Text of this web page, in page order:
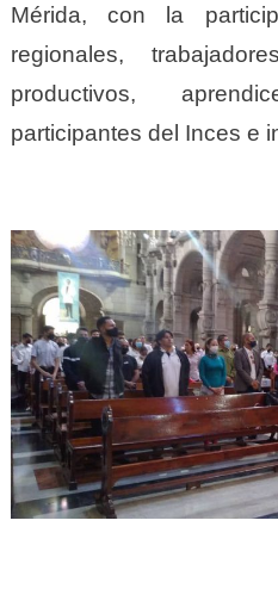
Mérida, con la
regionales,
productivos,
participantes del Inces e